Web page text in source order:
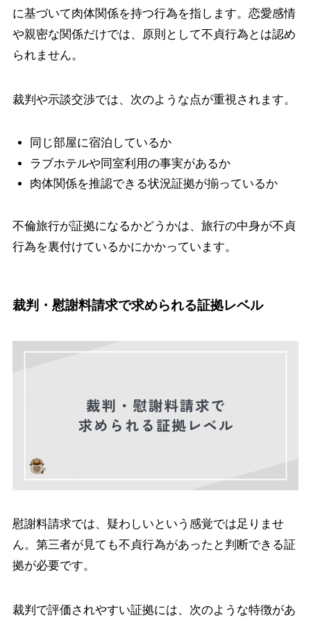
に基づいて肉体関係を持つ行為を指します。恋愛感情
や親密な関係だけでは、原則として不貞行為とは認め
られません。
裁判や示談交渉では、次のような点が重視されます。
同じ部屋に宿泊しているか
ラブホテルや同室利用の事実があるか
肉体関係を推認できる状況証拠が揃っているか
不倫旅行が証拠になるかどうかは、旅行の中身が不貞
行為を裏付けているかにかかっています。
裁判・慰謝料請求で求められる証拠レベル
慰謝料請求では、疑わしいという感覚では足りませ
ん。第三者が見ても不貞行為があったと判断できる証
拠が必要です。
裁判で評価されやすい証拠には、次のような特徴があ